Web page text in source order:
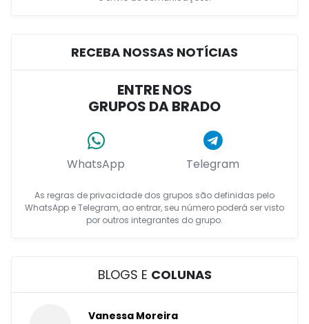
RECEBA NOSSAS NOTÍCIAS
ENTRE NOS
GRUPOS DA BRADO
WhatsApp Telegram
As regras de privacidade dos grupos são definidas pelo
WhatsApp e Telegram, ao entrar, seu número poderá ser visto
por outros integrantes do grupo.
BLOGS E COLUNAS
Vanessa Moreira